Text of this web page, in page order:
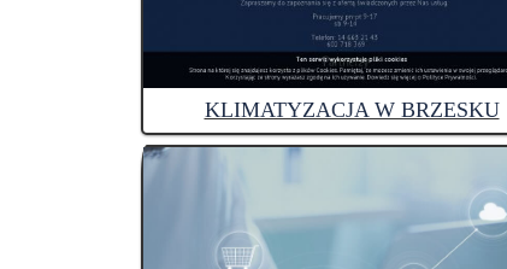
KLIMATYZACJA W BRZESKU